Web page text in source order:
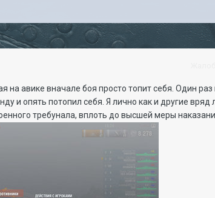
на авике вначале боя просто топит себя. Один раз
и опять потопил себя. Я лично как и другие вряд
требунала, вплоть до высшей меры